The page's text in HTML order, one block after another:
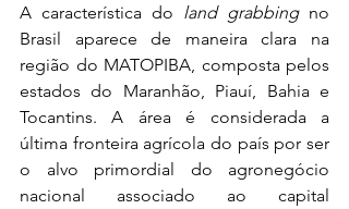
A característica do land grabbing no
Brasil aparece de maneira clara na
região do MATOPIBA, composta pelos
estados do Maranhão, Piauí, Bahia e
Tocantins. A área é considerada a
última fronteira agrícola do país por ser
o alvo primordial do agronegócio
nacional associado ao capital